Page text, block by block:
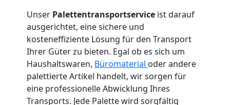
Unser Palettentransportservice ist darauf
ausgerichtet, eine sichere und
kosteneffiziente Lösung für den Transport
Ihrer Güter zu bieten. Egal ob es sich um
Haushaltswaren, Büromaterial oder andere
palettierte Artikel handelt, wir sorgen für
eine professionelle Abwicklung Ihres
Transports. Jede Palette wird sorgfältig